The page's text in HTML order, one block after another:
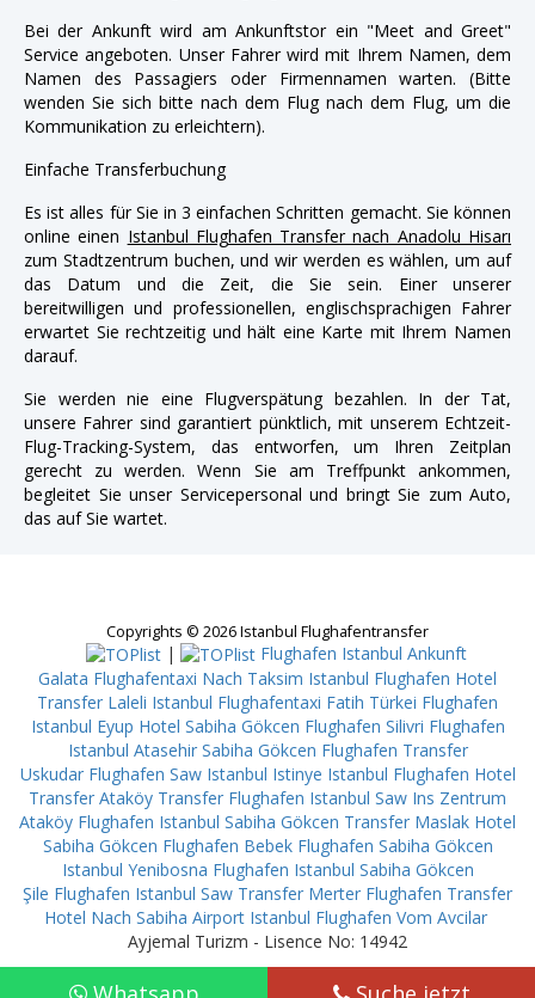
Bei der Ankunft wird am Ankunftstor ein "Meet and Greet"
Service angeboten. Unser Fahrer wird mit Ihrem Namen, dem
Namen des Passagiers oder Firmennamen warten. (Bitte
wenden Sie sich bitte nach dem Flug nach dem Flug, um die
Kommunikation zu erleichtern).
Einfache Transferbuchung
Es ist alles für Sie in 3 einfachen Schritten gemacht. Sie können
online einen Istanbul Flughafen Transfer nach Anadolu Hisarı
zum Stadtzentrum buchen, und wir werden es wählen, um auf
das Datum und die Zeit, die Sie sein. Einer unserer
bereitwilligen und professionellen, englischsprachigen Fahrer
erwartet Sie rechtzeitig und hält eine Karte mit Ihrem Namen
darauf.
Sie werden nie eine Flugverspätung bezahlen. In der Tat,
unsere Fahrer sind garantiert pünktlich, mit unserem Echtzeit-
Flug-Tracking-System, das entworfen, um Ihren Zeitplan
gerecht zu werden. Wenn Sie am Treffpunkt ankommen,
begleitet Sie unser Servicepersonal und bringt Sie zum Auto,
das auf Sie wartet.
Copyrights © 2026 Istanbul Flughafentransfer
|
Flughafen Istanbul Ankunft
Galata Flughafentaxi Nach Taksim Istanbul Flughafen Hotel
Transfer Laleli Istanbul Flughafentaxi Fatih Türkei Flughafen
Istanbul Eyup Hotel Sabiha Gökcen Flughafen Silivri Flughafen
Istanbul Atasehir Sabiha Gökcen Flughafen Transfer
Uskudar Flughafen Saw Istanbul Istinye Istanbul Flughafen Hotel
Transfer Ataköy Transfer Flughafen Istanbul Saw Ins Zentrum
Ataköy Flughafen Istanbul Sabiha Gökcen Transfer Maslak Hotel
Sabiha Gökcen Flughafen Bebek Flughafen Sabiha Gökcen
Istanbul Yenibosna Flughafen Istanbul Sabiha Gökcen
Şile Flughafen Istanbul Saw Transfer Merter Flughafen Transfer
Hotel Nach Sabiha Airport Istanbul Flughafen Vom Avcilar
Ayjemal Turizm - Lisence No: 14942